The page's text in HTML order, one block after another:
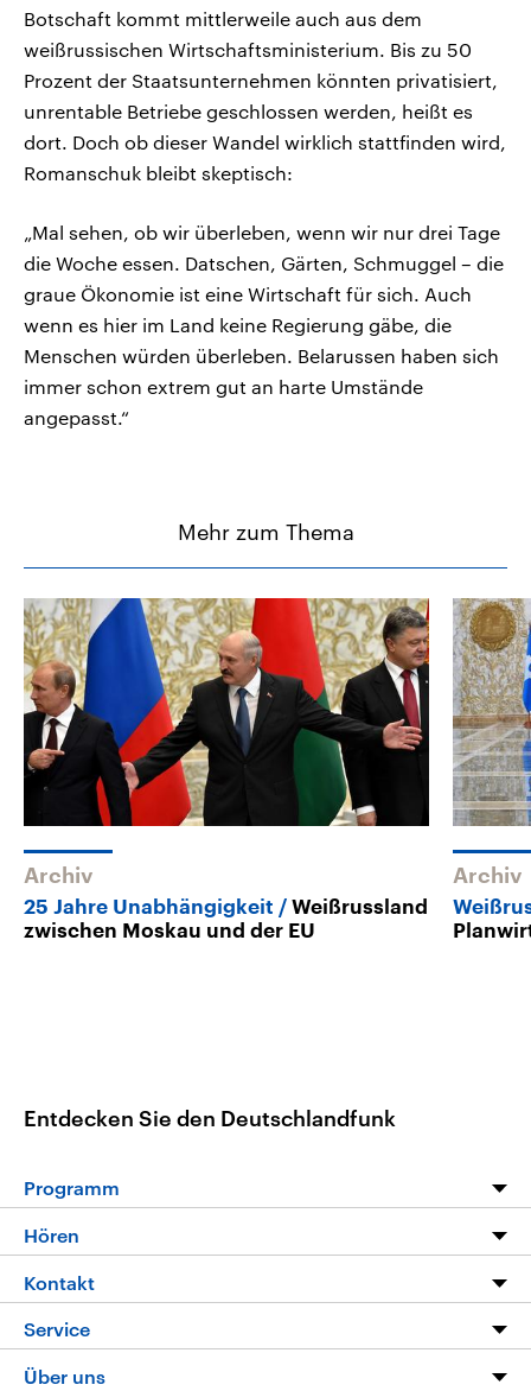
Botschaft kommt mittlerweile auch aus dem
weißrussischen Wirtschaftsministerium. Bis zu 50
Prozent der Staatsunternehmen könnten privatisiert,
unrentable Betriebe geschlossen werden, heißt es
dort. Doch ob dieser Wandel wirklich stattfinden wird,
Romanschuk bleibt skeptisch:
„Mal sehen, ob wir überleben, wenn wir nur drei Tage
die Woche essen. Datschen, Gärten, Schmuggel – die
graue Ökonomie ist eine Wirtschaft für sich. Auch
wenn es hier im Land keine Regierung gäbe, die
Menschen würden überleben. Belarussen haben sich
immer schon extrem gut an harte Umstände
angepasst.“
Mehr zum Thema
Archiv
25 Jahre Unabhängigkeit
Weißrussland
zwischen Moskau und der EU
Archiv
Entdecken Sie den Deutschlandfunk
Programm
Die Nachrichten
Nachrichtenleicht
Neue Beiträge auf dlf.de
Hören
Livestream
Podcasts
Kontakt
Hörerservice
Service
FAQ
Über uns